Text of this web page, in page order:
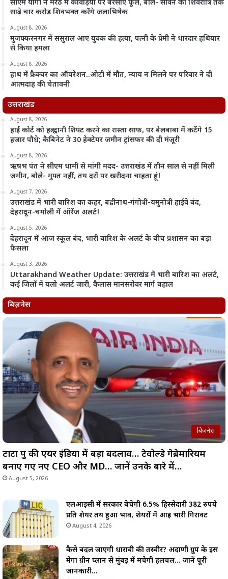
सीएम योगी ने मेरठ में कांवड़ियों पर बरसाए फूल, बोले- सावन की शिवरात्रि तक
साढ़े चार करोड़ शिवभक्त करेंगे जलाभिषेक
August 8, 2026
मुजफ्फरनगर में ससुराल आए युवक की हत्या, पत्नी के प्रेमी ने धारदार हथियार
से किया हमला
August 8, 2026
हाथ में फ्रैक्चर का ऑपरेशन..ओटी में मौत, न्याय न मिलने पर परिवार ने दी
आत्मदाह की चेतावनी
उत्तराखंड
August 8, 2026
हाई कोर्ट को हल्द्वानी शिफ्ट करने का रास्ता साफ, पर बेलबाबा में कटेंगे 15
हजार पौधे; कैबिनेट ने 30 हेक्टेयर जमीन ट्रांसफर की दी मंजूरी
August 8, 2026
ऋषभ पंत ने सीएम धामी से मांगी मदद- उत्तराखंड में तीन साल से नहीं मिली
जमीन, बोले- मुफ्त नहीं, तय दरों पर खरीदना चाहता हूं!
August 7, 2026
उत्तराखंड में भारी बारिश का कहर, बद्रीनाथ-गंगोत्री-यमुनोत्री हाईवे बंद,
देहरादून-चमोली में ऑरेंज अलर्ट!
August 5, 2026
देहरादून में आज स्कूल बंद, भारी बारिश के अलर्ट के बीच प्रशासन का बड़ा
फैसला
August 3, 2026
Uttarakhand Weather Update: उत्तराखंड में भारी बारिश का अलर्ट,
कई जिलों में यलो अलर्ट जारी, कैलास मानसरोवर मार्ग बहाल
बिज़नेस
बिज़नेस
टाटा ग्रुप की एयर इंडिया में बड़ा बदलाव… टेवोल्डे गेब्रेमारियम
बनाए गए नए CEO और MD… जानें उनके बारे में…
August 5, 2026
एलआईसी में सरकार बेचेगी 6.5% हिस्सेदारी 382 रुपये
प्रति शेयर तय हुआ भाव, शेयरों में आई भारी गिरावट
August 4, 2026
कैसे बदल जाएगी धारावी की तस्वीर? अदाणी ग्रुप के इस
मेगा ग्रीन प्लान से मुंबई में मचेगी हलचल… जानें पूरी
जानकारी…